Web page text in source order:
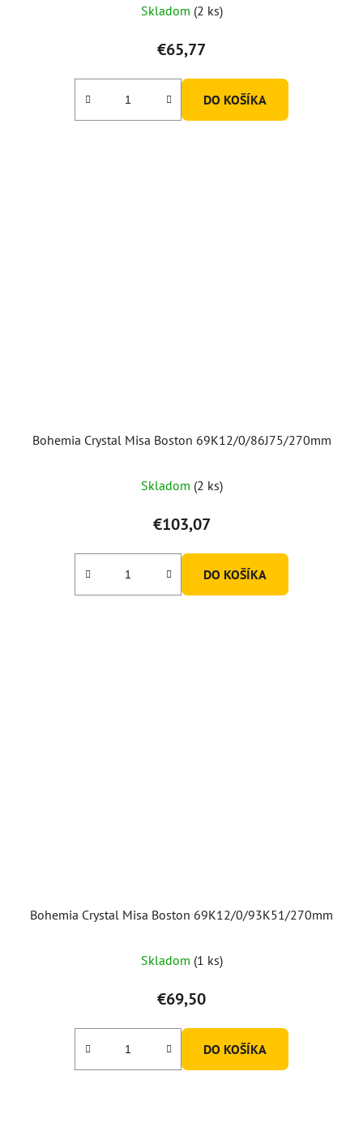
Skladom (2 ks)
€65,77
DO KOŠÍKA
Bohemia Crystal Misa Boston 69K12/0/86J75/270mm
Skladom (2 ks)
€103,07
DO KOŠÍKA
Bohemia Crystal Misa Boston 69K12/0/93K51/270mm
Skladom (1 ks)
€69,50
DO KOŠÍKA